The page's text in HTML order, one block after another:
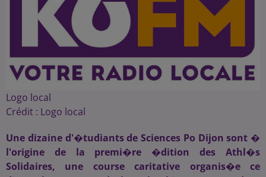
Logo local
Crédit : Logo local
Une dizaine d'�tudiants de Sciences Po Dijon sont �
l'origine de la premi�re �dition des Athl�s
Solidaires, une course caritative organis�e ce